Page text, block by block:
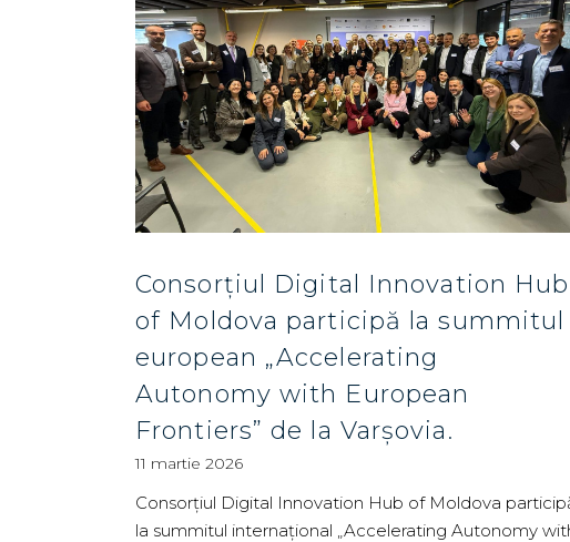
Consorțiul Digital Innovation Hub
of Moldova participă la summitul
european „Accelerating
Autonomy with European
Frontiers” de la Varșovia.
11 martie 2026
Consorțiul Digital Innovation Hub of Moldova
la summitul internațional „Accelerating Autonomy